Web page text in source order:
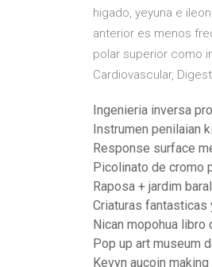
higado, yeyuna e
anterior es menos
polar superior como
Cardiovascular,
Ingenieria inversa
Instrumen penilaian
Response surface
Picolinato de cromo
Raposa + jardim
Criaturas fantasticas
Nican mopohua libro
Pop up art museum
Kevyn aucoin